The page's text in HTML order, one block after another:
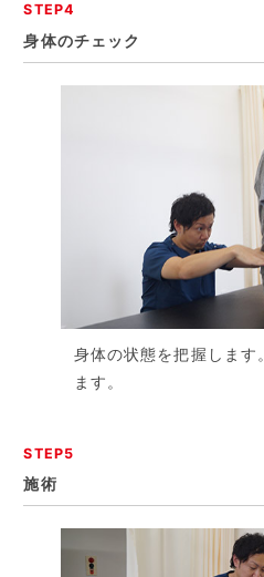
STEP4
身体のチェック
身体の状態を把握します
ます。
STEP5
施術